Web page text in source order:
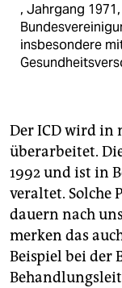
, Jahrgang
insbesondere
Der ICD wird in
überarbeitet.
1992 und ist in
veraltet. Solche
dauern nach
merken das
Beispiel bei der